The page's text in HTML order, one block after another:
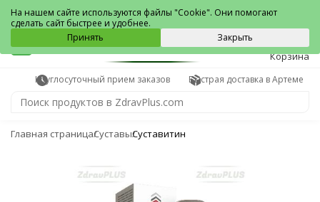
Артём
0
Корзина
Круглосуточный прием заказов Быстрая доставка в Артеме
Главная страницаСуставыСуставитин
На нашем сайте используются файлы "Cookie". Они помогают
сделать сайт быстрее и удобнее.
Принять
Закрыть